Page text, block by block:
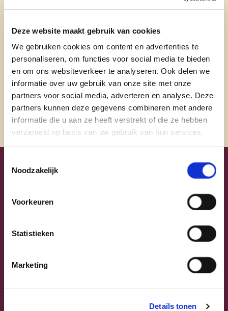
Deze website maakt gebruik van cookies
We gebruiken cookies om content en advertenties te
personaliseren, om functies voor social media te bieden
en om ons websiteverkeer te analyseren. Ook delen we
informatie over uw gebruik van onze site met onze
partners voor social media, adverteren en analyse. Deze
partners kunnen deze gegevens combineren met andere
informatie die u aan ze heeft verstrekt of die ze hebben
verzameld op basis van uw gebruik van hun services.
Noodzakelijk
Voorkeuren
Statistieken
Marketing
Details tonen
@BriBalfoort
@balfoortbrigitte
@brigittebalfoort_simple_style
Uw lijsttrekkers
Next